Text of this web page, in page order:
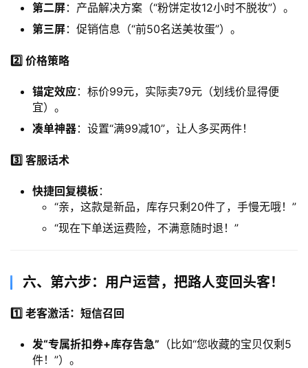
第二屏：产品解决方案（“粉饼定妆12小时不脱妆”）。
第三屏：促销信息（“前50名送美妆蛋”）。
2️⃣ 价格策略
锚定效应：标价99元，实际卖79元（划线价显得便
宜）。
凑单神器：设置“满99减10”，让人多买两件！
3️⃣ 客服话术
快捷回复模板 ：
“亲，这款是新品，库存只剩20件了，手慢无哦！”
“现在下单送运费险，不满意随时退！”
​六、第六步：用户运营，把路人变回头客！​
1️⃣ 老客激活：短信召回
发“专属折扣券+库存告急”​ ​（比如“您收藏的宝贝仅剩5
件！”）。